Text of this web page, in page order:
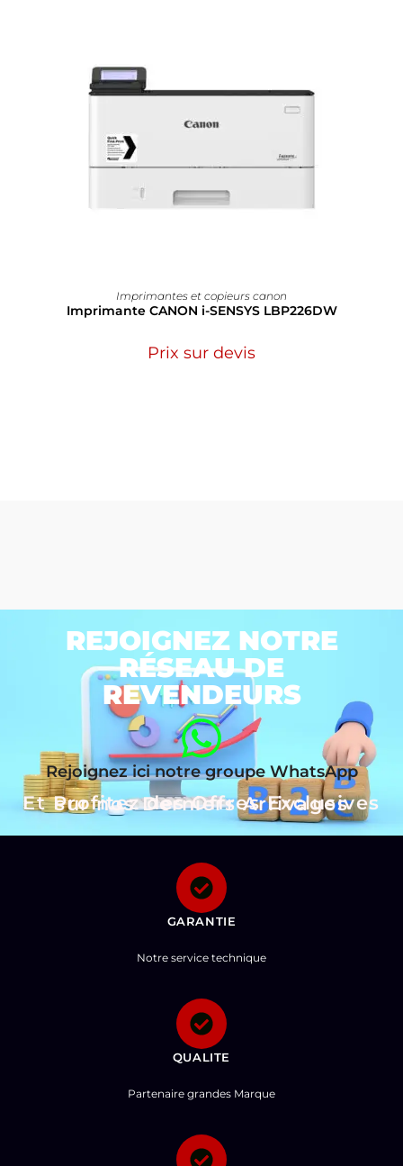
Imprimantes et copieurs canon
Imprimante CANON i-SENSYS LBP226DW
Prix sur devis
REJOIGNEZ NOTRE
RÉSEAU DE
REVENDEURS
Rejoignez ici notre groupe WhatsApp
Et Profitez des Offres Exclusives sur nos Derniers Arrivages
GARANTIE
Notre service technique
QUALITE
Partenaire grandes Marque